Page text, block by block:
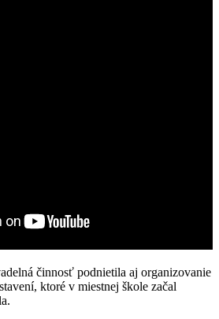
činnosť podnietila aj organizovanie
ktoré v miestnej škole začal